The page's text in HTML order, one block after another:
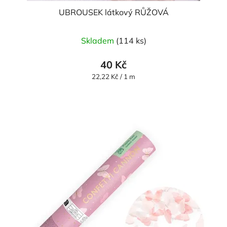
UBROUSEK látkový RŮŽOVÁ
Skladem (114 ks)
40 Kč
Měrná
22,22 Kč / 1 m